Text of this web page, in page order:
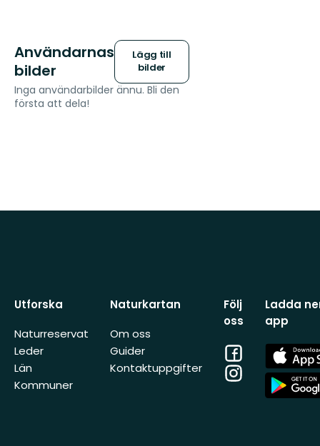
Användarnas
bilder
Lägg till
bilder
Inga användarbilder ännu. Bli den
första att dela!
Utforska
Naturreservat
Leder
Län
Kommuner
Naturkartan
Om oss
Guider
Kontaktuppgifter
Följ
oss
Facebook
Instagram
Ladda
app
App
Store
App
Store